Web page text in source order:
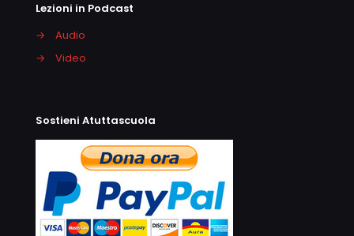
Lezioni in Podcast
→
Audio
→
Video
Sostieni Atuttascuola